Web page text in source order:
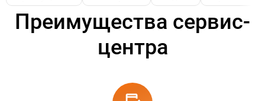
Преимущества сервис-
центра